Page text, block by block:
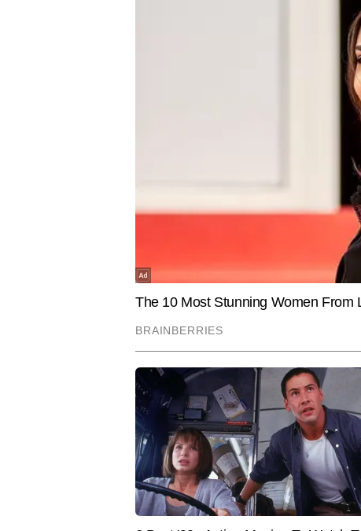
नीरज चोपड़ा
भारतीय
अनुराग गुप्ता टाइम्स नाउ नवभारत
हैं। जर्नलिज़्म में मास्टर्स डिग्री
रियल-टाइम न्यूज मॉनिटरिंग में दक्षता
है। अनुराग खबरों की बारीकियों को
स्टोरीज और न्यूज एक्सप्लेनर्स शामिल हैं।